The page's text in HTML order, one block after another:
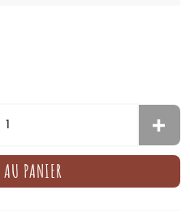
AU PANIER